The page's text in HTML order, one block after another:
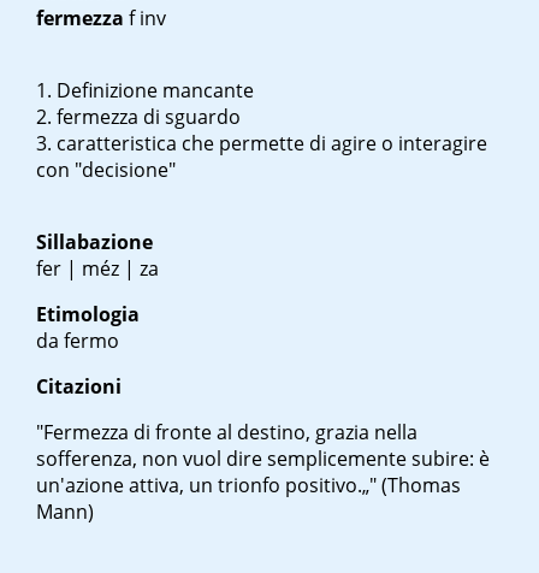
fermezza f inv
Definizione mancante
fermezza di sguardo
caratteristica che permette di agire o interagire
con "decisione"
Sillabazione
fer | méz | za
Etimologia
da fermo
Citazioni
"Fermezza di fronte al destino, grazia nella
sofferenza, non vuol dire semplicemente subire: è
un'azione attiva, un trionfo positivo.„" (Thomas
Mann)